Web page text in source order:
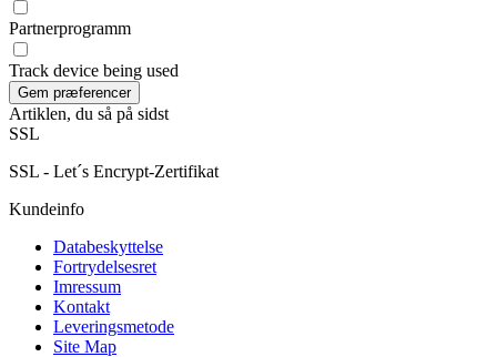
Partnerprogramm
Track device being used
Artiklen, du så på sidst
SSL
SSL - Let´s Encrypt-Zertifikat
Kundeinfo
Databeskyttelse
Fortrydelsesret
Imressum
Kontakt
Leveringsmetode
Site Map